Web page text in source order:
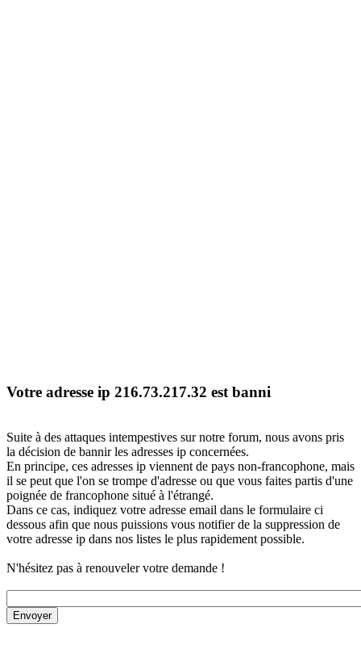
Votre adresse ip 216.73.217.32 est banni
Suite à des attaques intempestives sur notre forum, nous avons pris
la décision de bannir les adresses ip concernées.
En principe, ces adresses ip viennent de pays non-francophone, mais
il se peut que l'on se trompe d'adresse ou que vous faites partis d'une
poignée de francophone situé à l'étrangé.
Dans ce cas, indiquez votre adresse email dans le formulaire ci
dessous afin que nous puissions vous notifier de la suppression de
votre adresse ip dans nos listes le plus rapidement possible.
N'hésitez pas à renouveler votre demande !